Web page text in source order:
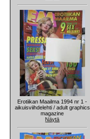
Erotiikan Maailma 1994 nr 1 -
aikuisviihdelehti / adult graphics
magazine
Näytä